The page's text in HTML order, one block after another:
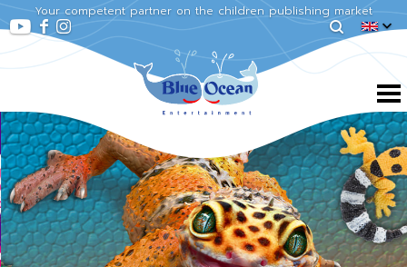
Your competent partner on the children publishing market